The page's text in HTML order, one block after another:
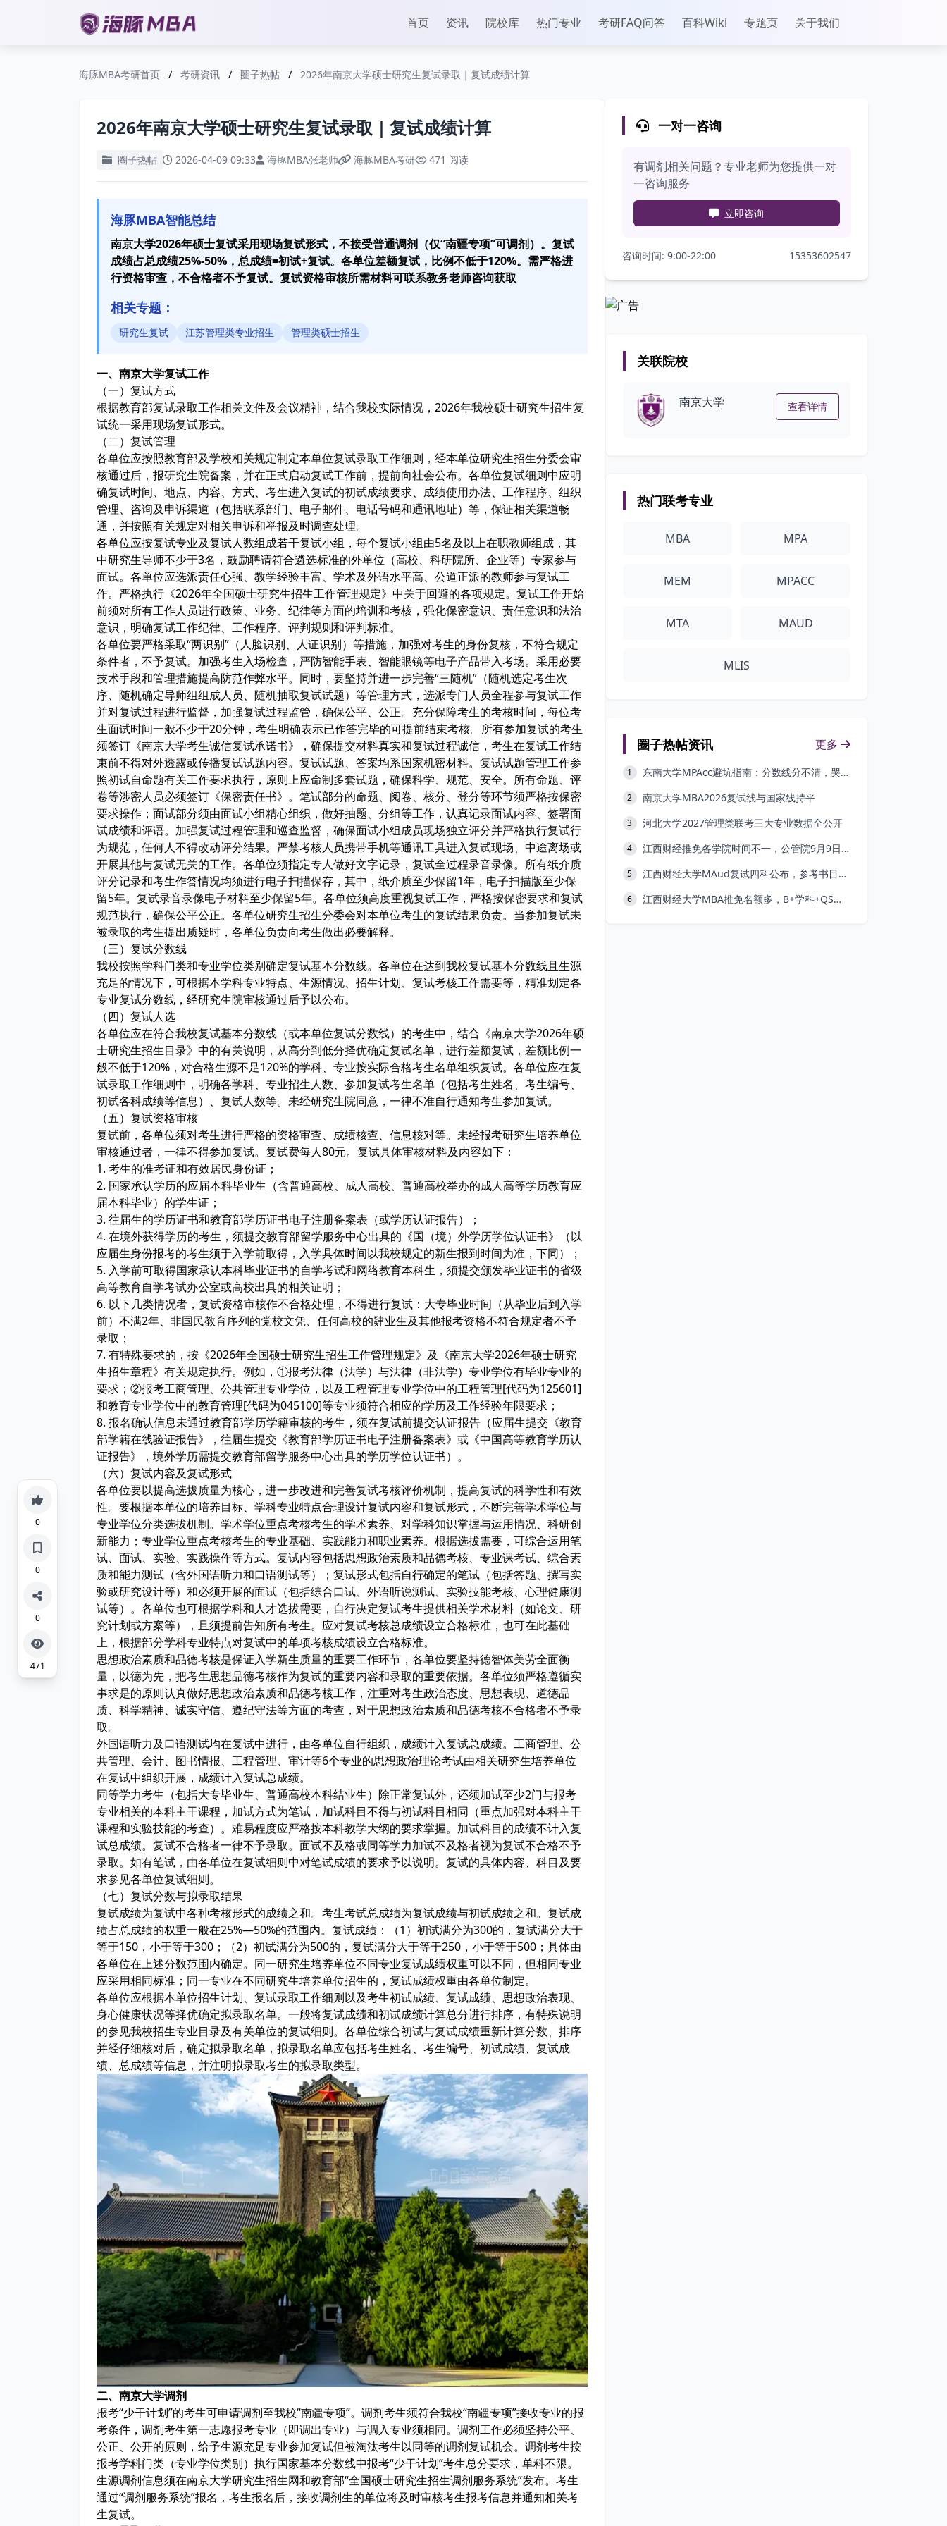
首页 资讯 院校库 热门专业 考研FAQ问答 百科Wiki 专题页 关于我们
海豚MBA考研首页 / 考研资讯 / 圈子热帖 / 2026年南京大学硕士研究生复试录取｜复试成绩计算
2026年南京大学硕士研究生复试录取｜复试成绩计算
圈子热帖 2026-04-09 09:33 海豚MBA张老师 海豚MBA考研 471 阅读
海豚MBA智能总结
南京大学2026年硕士复试采用现场复试形式，不接受普通调剂（仅“南疆专项”可调剂）。复试
成绩占总成绩25%-50%，总成绩=初试+复试。各单位差额复试，比例不低于120%。需严格进
行资格审查，不合格者不予复试。复试资格审核所需材料可联系教务老师咨询获取
相关专题：
研究生复试 江苏管理类专业招生 管理类硕士招生
一、南京大学复试工作
（一）复试方式
根据教育部复试录取工作相关文件及会议精神，结合我校实际情况，2026年我校硕士研究生招生复
试统一采用现场复试形式。
（二）复试管理
各单位应按照教育部及学校相关规定制定本单位复试录取工作细则，经本单位研究生招生分委会审
核通过后，报研究生院备案，并在正式启动复试工作前，提前向社会公布。各单位复试细则中应明
确复试时间、地点、内容、方式、考生进入复试的初试成绩要求、成绩使用办法、工作程序、组织
管理、咨询及申诉渠道（包括联系部门、电子邮件、电话号码和通讯地址）等，保证相关渠道畅
通，并按照有关规定对相关申诉和举报及时调查处理。
各单位应按复试专业及复试人数组成若干复试小组，每个复试小组由5名及以上在职教师组成，其
中研究生导师不少于3名，鼓励聘请符合遴选标准的外单位（高校、科研院所、企业等）专家参与
面试。各单位应选派责任心强、教学经验丰富、学术及外语水平高、公道正派的教师参与复试工
作。严格执行《2026年全国硕士研究生招生工作管理规定》中关于回避的各项规定。复试工作开始
前须对所有工作人员进行政策、业务、纪律等方面的培训和考核，强化保密意识、责任意识和法治
意识，明确复试工作纪律、工作程序、评判规则和评判标准。
各单位要严格采取“两识别”（人脸识别、人证识别）等措施，加强对考生的身份复核，不符合规定
条件者，不予复试。加强考生入场检查，严防智能手表、智能眼镜等电子产品带入考场。采用必要
技术手段和管理措施提高防范作弊水平。同时，要坚持并进一步完善“三随机”（随机选定考生次
序、随机确定导师组组成人员、随机抽取复试试题）等管理方式，选派专门人员全程参与复试工作
并对复试过程进行监督，加强复试过程监管，确保公平、公正。充分保障考生的考核时间，每位考
生面试时间一般不少于20分钟，考生明确表示已作答完毕的可提前结束考核。所有参加复试的考生
须签订《南京大学考生诚信复试承诺书》，确保提交材料真实和复试过程诚信，考生在复试工作结
束前不得对外透露或传播复试试题内容。复试试题、答案均系国家机密材料。复试试题管理工作参
照初试自命题有关工作要求执行，原则上应命制多套试题，确保科学、规范、安全。所有命题、评
卷等涉密人员必须签订《保密责任书》。笔试部分的命题、阅卷、核分、登分等环节须严格按保密
要求操作；面试部分须由面试小组精心组织，做好抽题、分组等工作，认真记录面试内容、签署面
试成绩和评语。加强复试过程管理和巡查监督，确保面试小组成员现场独立评分并严格执行复试行
为规范，任何人不得改动评分结果。严禁考核人员携带手机等通讯工具进入复试现场、中途离场或
开展其他与复试无关的工作。各单位须指定专人做好文字记录，复试全过程录音录像。所有纸介质
评分记录和考生作答情况均须进行电子扫描保存，其中，纸介质至少保留1年，电子扫描版至少保
留5年。复试录音录像电子材料至少保留5年。各单位须高度重视复试工作，严格按保密要求和复试
规范执行，确保公平公正。各单位研究生招生分委会对本单位考生的复试结果负责。当参加复试未
被录取的考生提出质疑时，各单位负责向考生做出必要解释。
（三）复试分数线
我校按照学科门类和专业学位类别确定复试基本分数线。各单位在达到我校复试基本分数线且生源
充足的情况下，可根据本学科专业特点、生源情况、招生计划、复试考核工作需要等，精准划定各
专业复试分数线，经研究生院审核通过后予以公布。
（四）复试人选
各单位应在符合我校复试基本分数线（或本单位复试分数线）的考生中，结合《南京大学2026年硕
士研究生招生目录》中的有关说明，从高分到低分择优确定复试名单，进行差额复试，差额比例一
般不低于120%，对合格生源不足120%的学科、专业按实际合格考生名单组织复试。各单位应在复
试录取工作细则中，明确各学科、专业招生人数、参加复试考生名单（包括考生姓名、考生编号、
初试各科成绩等信息）、复试人数等。未经研究生院同意，一律不准自行通知考生参加复试。
（五）复试资格审核
复试前，各单位须对考生进行严格的资格审查、成绩核查、信息核对等。未经报考研究生培养单位
审核通过者，一律不得参加复试。复试费每人80元。复试具体审核材料及内容如下：
1. 考生的准考证和有效居民身份证；
2. 国家承认学历的应届本科毕业生（含普通高校、成人高校、普通高校举办的成人高等学历教育应
届本科毕业）的学生证；
3. 往届生的学历证书和教育部学历证书电子注册备案表（或学历认证报告）；
4. 在境外获得学历的考生，须提交教育部留学服务中心出具的《国（境）外学历学位认证书》（以
应届生身份报考的考生须于入学前取得，入学具体时间以我校规定的新生报到时间为准，下同）；
5. 入学前可取得国家承认本科毕业证书的自学考试和网络教育本科生，须提交颁发毕业证书的省级
高等教育自学考试办公室或高校出具的相关证明；
6. 以下几类情况者，复试资格审核作不合格处理，不得进行复试：大专毕业时间（从毕业后到入学
前）不满2年、非国民教育序列的党校文凭、任何高校的肄业生及其他报考资格不符合规定者不予
录取；
7. 有特殊要求的，按《2026年全国硕士研究生招生工作管理规定》及《南京大学2026年硕士研究
生招生章程》有关规定执行。例如，①报考法律（法学）与法律（非法学）专业学位有毕业专业的
要求；②报考工商管理、公共管理专业学位，以及工程管理专业学位中的工程管理[代码为125601]
和教育专业学位中的教育管理[代码为045100]等专业须符合相应的学历及工作经验年限要求；
8. 报名确认信息未通过教育部学历学籍审核的考生，须在复试前提交认证报告（应届生提交《教育
部学籍在线验证报告》，往届生提交《教育部学历证书电子注册备案表》或《中国高等教育学历认
证报告》，境外学历需提交教育部留学服务中心出具的学历学位认证书）。
（六）复试内容及复试形式
各单位要以提高选拔质量为核心，进一步改进和完善复试考核评价机制，提高复试的科学性和有效
性。要根据本单位的培养目标、学科专业特点合理设计复试内容和复试形式，不断完善学术学位与
专业学位分类选拔机制。学术学位重点考核考生的学术素养、对学科知识掌握与运用情况、科研创
新能力；专业学位重点考核考生的专业基础、实践能力和职业素养。根据选拔需要，可综合运用笔
试、面试、实验、实践操作等方式。复试内容包括思想政治素质和品德考核、专业课考试、综合素
质和能力测试（含外国语听力和口语测试等）；复试形式包括自行确定的笔试（包括答题、撰写实
验或研究设计等）和必须开展的面试（包括综合口试、外语听说测试、实验技能考核、心理健康测
试等）。各单位也可根据学科和人才选拔需要，自行决定复试考生提供相关学术材料（如论文、研
究计划或方案等），且须提前告知所有考生。应对复试考核总成绩设立合格标准，也可在此基础
上，根据部分学科专业特点对复试中的单项考核成绩设立合格标准。
思想政治素质和品德考核是保证入学新生质量的重要工作环节，各单位要坚持德智体美劳全面衡
量，以德为先，把考生思想品德考核作为复试的重要内容和录取的重要依据。各单位须严格遵循实
事求是的原则认真做好思想政治素质和品德考核工作，注重对考生政治态度、思想表现、道德品
质、科学精神、诚实守信、遵纪守法等方面的考查，对于思想政治素质和品德考核不合格者不予录
取。
外国语听力及口语测试均在复试中进行，由各单位自行组织，成绩计入复试总成绩。工商管理、公
共管理、会计、图书情报、工程管理、审计等6个专业的思想政治理论考试由相关研究生培养单位
在复试中组织开展，成绩计入复试总成绩。
同等学力考生（包括大专毕业生、普通高校本科结业生）除正常复试外，还须加试至少2门与报考
专业相关的本科主干课程，加试方式为笔试，加试科目不得与初试科目相同（重点加强对本科主干
课程和实验技能的考查）。难易程度应严格按本科教学大纲的要求掌握。加试科目的成绩不计入复
试总成绩。复试不合格者一律不予录取。面试不及格或同等学力加试不及格者视为复试不合格不予
录取。如有笔试，由各单位在复试细则中对笔试成绩的要求予以说明。复试的具体内容、科目及要
求参见各单位复试细则。
（七）复试分数与拟录取结果
复试成绩为复试中各种考核形式的成绩之和。考生考试总成绩为复试成绩与初试成绩之和。复试成
绩占总成绩的权重一般在25%—50%的范围内。复试成绩：（1）初试满分为300的，复试满分大于
等于150，小于等于300；（2）初试满分为500的，复试满分大于等于250，小于等于500；具体由
各单位在上述分数范围内确定。同一研究生培养单位不同专业复试成绩权重可以不同，但相同专业
应采用相同标准；同一专业在不同研究生培养单位招生的，复试成绩权重由各单位制定。
各单位应根据本单位招生计划、复试录取工作细则以及考生初试成绩、复试成绩、思想政治表现、
身心健康状况等择优确定拟录取名单。一般将复试成绩和初试成绩计算总分进行排序，有特殊说明
的参见我校招生专业目录及有关单位的复试细则。各单位综合初试与复试成绩重新计算分数、排序
并经仔细核对后，确定拟录取名单，拟录取名单应包括考生姓名、考生编号、初试成绩、复试成
绩、总成绩等信息，并注明拟录取考生的拟录取类型。
二、南京大学调剂
报考“少干计划”的考生可申请调剂至我校“南疆专项”。调剂考生须符合我校“南疆专项”接收专业的报
考条件，调剂考生第一志愿报考专业（即调出专业）与调入专业须相同。调剂工作必须坚持公平、
公正、公开的原则，给予生源充足专业参加复试但被淘汰考生以同等的调剂复试机会。调剂考生按
报考学科门类（专业学位类别）执行国家基本分数线中报考“少干计划”考生总分要求，单科不限。
生源调剂信息须在南京大学研究生招生网和教育部“全国硕士研究生招生调剂服务系统”发布。考生
通过“调剂服务系统”报名，考生报名后，接收调剂生的单位将及时审核考生报考信息并通知相关考
生复试。
一对一咨询
有调剂相关问题？专业老师为您提供一对
一咨询服务
立即咨询
咨询时间: 9:00-22:00 15353602547
关联院校
南京大学 查看详情
热门联考专业
MBA MPA
MEM MPACC
MTA MAUD
MLIS
圈子热帖资讯 更多
1 东南大学MPAcc避坑指南：分数线分不清，哭都来不及
2 南京大学MBA2026复试线与国家线持平
3 河北大学2027管理类联考三大专业数据全公开
4 江西财经推免各学院时间不一，公管院9月9日截止
5 江西财经大学MAud复试四科公布，参考书目已出
6 江西财经大学MBA推免名额多，B+学科+QS五星
0
0
0
471